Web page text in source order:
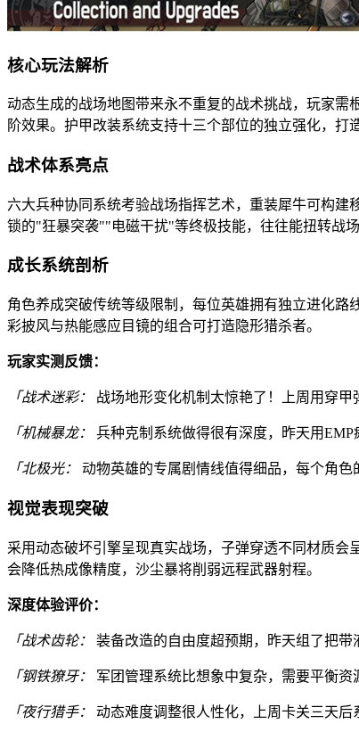
核心玩法解析
动态生成的战场地图带来永不重复的战术挑战，玩家
阶效果。护甲改装系统支持十三个部位的独立强化，打
战术体系亮点
六大兵种协同系统考验战场指挥艺术，重装犀牛可构
锁的"狂暴突袭""电磁干扰"等终极技能，往往能扭转战场
成长系统剖析
角色养成突破传统等级限制，每位英雄拥有独立进化
彩披风与热能感应目镜的组合可打造隐形猎杀者。
玩家实测反馈：
「战术迷彩： 战场地形变化机制太惊艳了！上周用穿甲
「机械暴龙： 兵种克制系统做得很有深度，昨天用
「北极光： 动物英雄的专属剧情线值得细品，每个角色
视觉表现突破
采用动态破坏引擎呈现真实战场，子弹穿透不同材质
会降低热成像精度，沙尘暴将削弱远程武器射程。
深度体验评价：
「战术齿轮： 装备改造的自由度超预期，昨天组了把带
「钢铁獠牙： 军团管理系统比想象中复杂，需要平衡资
「夜行猎手： 动态难度调整很人性化，上周卡关三天后